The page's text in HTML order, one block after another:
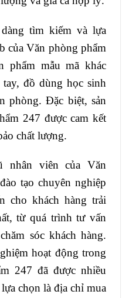
tìm kiếm và lựa
của Văn phòng phẩm
phẩm mẫu mã khác
đồ dùng học sinh
phòng. Đặc biệt, sản
247 được cam kết
chất lượng.
nhân viên của Văn
tạo chuyên nghiệp
cho khách hàng trải
từ quá trình tư vấn
sóc khách hàng.
hoạt động trong
247 đã được nhiều
chọn là địa chỉ mua